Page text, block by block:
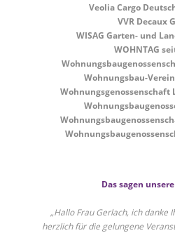
Veolia Cargo
VVR Decaux
WISAG Garten- und
WOHNTAG
Wohnungsbau-
Wohnungsgenossenschaft
Das sagen
„Hallo Frau Gerlach, ich danke
herzlich für die gelungene